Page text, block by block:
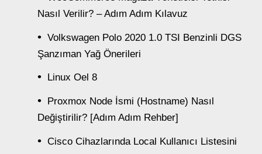
Nasıl Verilir? – Adım Adım Kılavuz
Volkswagen Polo 2020 1.0 TSI Benzinli DGS
Şanzıman Yağ Önerileri
Linux Oel 8
Proxmox Node İsmi (Hostname) Nasıl
Değiştirilir? [Adım Adım Rehber]
Cisco Cihazlarında Local Kullanıcı Listesini